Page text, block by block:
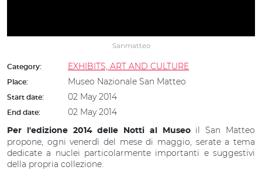
Sanmatteo
Category: EXHIBITS, ART AND CULTURE
Place: Museo Nazionale San Matteo
Start date: 02 May 2014
End date: 02 May 2014
Per l'edizione 2014 delle Notti al Museoil San Matteo
propone, ogni venerdì del mese di maggio, serate a tema
dedicate a nuclei particolarmente importanti e suggestivi
della propria collezione.